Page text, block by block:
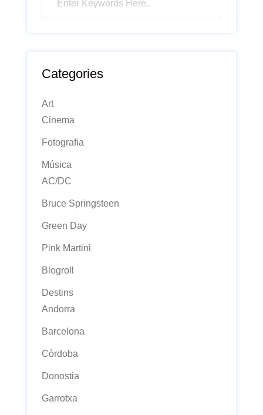
Categories
Art
Cinema
Fotografia
Música
AC/DC
Bruce Springsteen
Green Day
Pink Martini
Blogroll
Destins
Andorra
Barcelona
Còrdoba
Donostia
Garrotxa